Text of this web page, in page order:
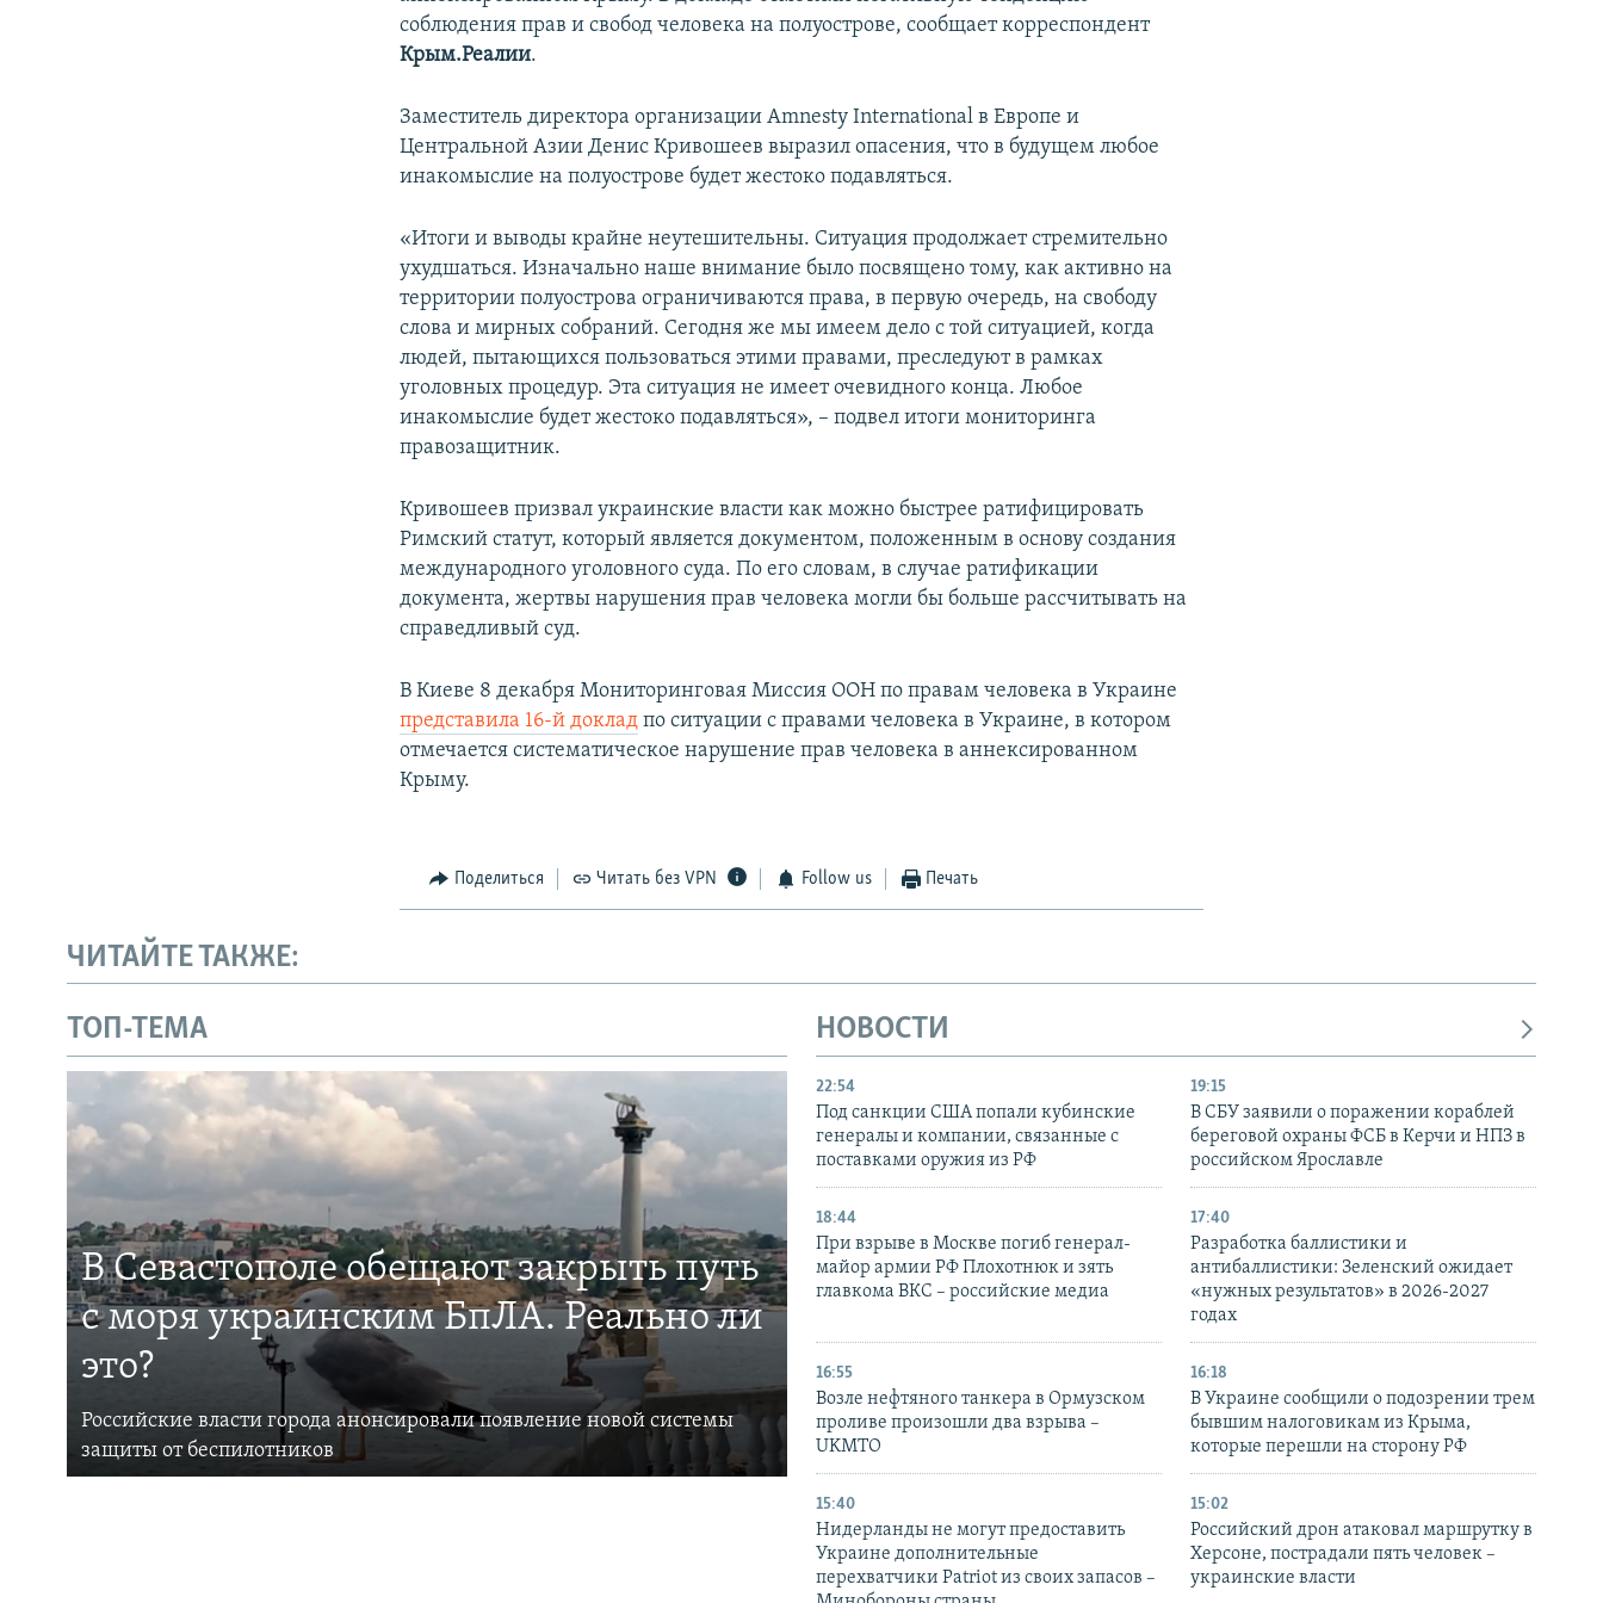
соблюдения прав и свобод человека на полуострове, сообщает корреспондент
Крым.Реалии.
Заместитель директора организации Amnesty International в Европе и
Центральной Азии Денис Кривошеев выразил опасения, что в будущем любое
инакомыслие на полуострове будет жестоко подавляться.
«Итоги и выводы крайне неутешительны. Ситуация продолжает стремительно
ухудшаться. Изначально наше внимание было посвящено тому, как активно на
территории полуострова ограничиваются права, в первую очередь, на свободу
слова и мирных собраний. Сегодня же мы имеем дело с той ситуацией, когда
людей, пытающихся пользоваться этими правами, преследуют в рамках
уголовных процедур. Эта ситуация не имеет очевидного конца. Любое
инакомыслие будет жестоко подавляться», – подвел итоги мониторинга
правозащитник.
Кривошеев призвал украинские власти как можно быстрее ратифицировать
Римский статут, который является документом, положенным в основу создания
международного уголовного суда. По его словам, в случае ратификации
документа, жертвы нарушения прав человека могли бы больше рассчитывать на
справедливый суд.
В Киеве 8 декабря Мониторинговая Миссия ООН по правам человека в Украине
представила 16-й доклад по ситуации с правами человека в Украине, в котором
отмечается систематическое нарушение прав человека в аннексированном
Крыму.
Поделиться Читать без VPN Follow us Печать
ЧИТАЙТЕ ТАКЖЕ:
ТОП-ТЕМА
В Севастополе обещают закрыть путь
с моря украинским БпЛА. Реально ли
это?
Российские власти города анонсировали появление новой системы
защиты от беспилотников
НОВОСТИ
22:54
Под санкции США попали кубинские
генералы и компании, связанные с
поставками оружия из РФ
19:15
В СБУ заявили о поражении кораблей
береговой охраны ФСБ в Керчи и НПЗ в
российском Ярославле
18:44
При взрыве в Москве погиб генерал-
майор армии РФ Плохотнюк и зять
главкома ВКС – российские медиа
17:40
Разработка баллистики и
антибаллистики: Зеленский ожидает
«нужных результатов» в 2026-2027
годах
16:55
Возле нефтяного танкера в Ормузском
проливе произошли два взрыва –
UKMTO
16:18
В Украине сообщили о подозрении трем
бывшим налоговикам из Крыма,
которые перешли на сторону РФ
15:40
Нидерланды не могут предоставить
Украине дополнительные
перехватчики Patriot из своих запасов –
15:02
Российский дрон атаковал маршрутку в
Херсоне, пострадали пять человек –
украинские власти